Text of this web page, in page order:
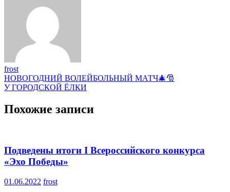
frost
Навигация
по
записям
НОВОГОДНИЙ ВОЛЕЙБОЛЬНЫЙ МАТЧ🎄🎅
У ГОРОДСКОЙ ЁЛКИ
Похожие записи
Подведены итоги I Всероссийского конкурса
«Эхо Победы»
01.06.2022 frost